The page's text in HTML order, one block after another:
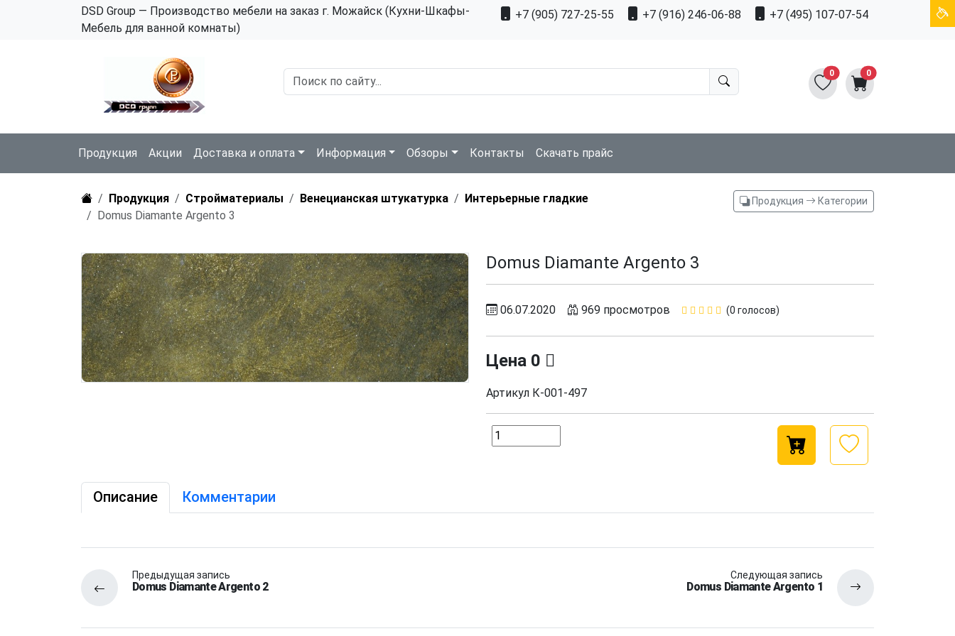
DSD Group — Производство мебели на заказ г. Можайск (Кухни-Шкафы-
Мебель для ванной комнаты)
+7 (905) 727-25-55 +7 (916) 246-06-88 +7 (495) 107-07-54
0 0
Продукция Акции Доставка и оплата Информация Обзоры Контакты Скачать прайс
Продукция Стройматериалы Венецианская штукатурка
Интерьерные гладкие
Domus Diamante Argento 3
Продукция Категории
Domus Diamante Argento 3
06.07.2020 969 просмотров (0 голосов)
Цена 0
Артикул К-001-497
Описание Комментарии
Предыдущая запись
Domus Diamante Argento 2
Следующая запись
Domus Diamante Argento 1